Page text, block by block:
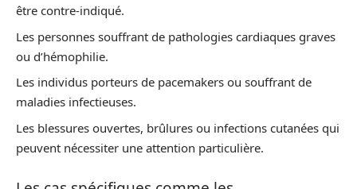
être contre-indiqué.
Les personnes souffrant de pathologies cardiaques graves
ou d’hémophilie.
Les individus porteurs de pacemakers ou souffrant de
maladies infectieuses.
Les blessures ouvertes, brûlures ou infections cutanées qui
peuvent nécessiter une attention particulière.